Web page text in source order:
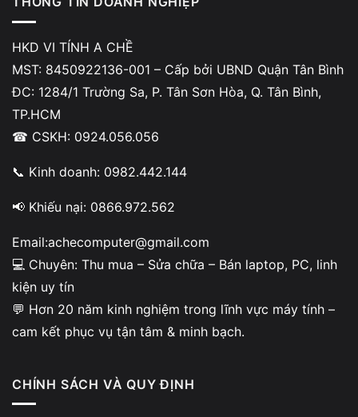
sáng đèn hoặc quạt chỉ quay rồi tắt. Đây là
dấu hiệu hư chipset laptop khá nặng
MÁY TREO LOGO, ĐỨNG MÀN HÌNH ĐEN
được hệ điều hành. Trường hợp này
rất dễ bị nhầm với lỗi ổ cứng hoặc BIOS
Nội dung
KHÔNG NHẬN USB, BÀN PHÍM, CHUỘT,
HKD VI TÍNH A CHỀ
MST: 8450922136-001 – Cấp bởi UBND Quận Tân Bình
ĐC: 1284/1 Trường Sa, P. Tân Sơn Hòa, Q. Tân Bình,
TP.HCM
☎ CSKH: 0924.056.056
📞 Kinh doanh: 0982.442.144
📢 Khiếu nại: 0866.972.562
Email:achecomputer@gmail.com
💻 Chuyên: Thu mua – Sửa chữa – Bán laptop, PC, linh
kiện uy tín
💬 Hơn 20 năm kinh nghiệm trong lĩnh vực máy tính –
cam kết phục vụ tận tâm & minh bạch.
CHÍNH SÁCH VÀ QUY ĐỊNH